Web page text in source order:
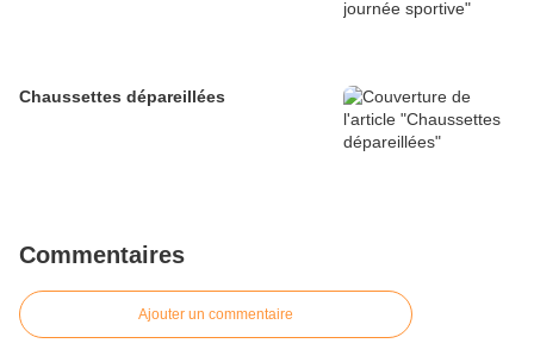
Chaussettes dépareillées
Commentaires
Ajouter un commentaire